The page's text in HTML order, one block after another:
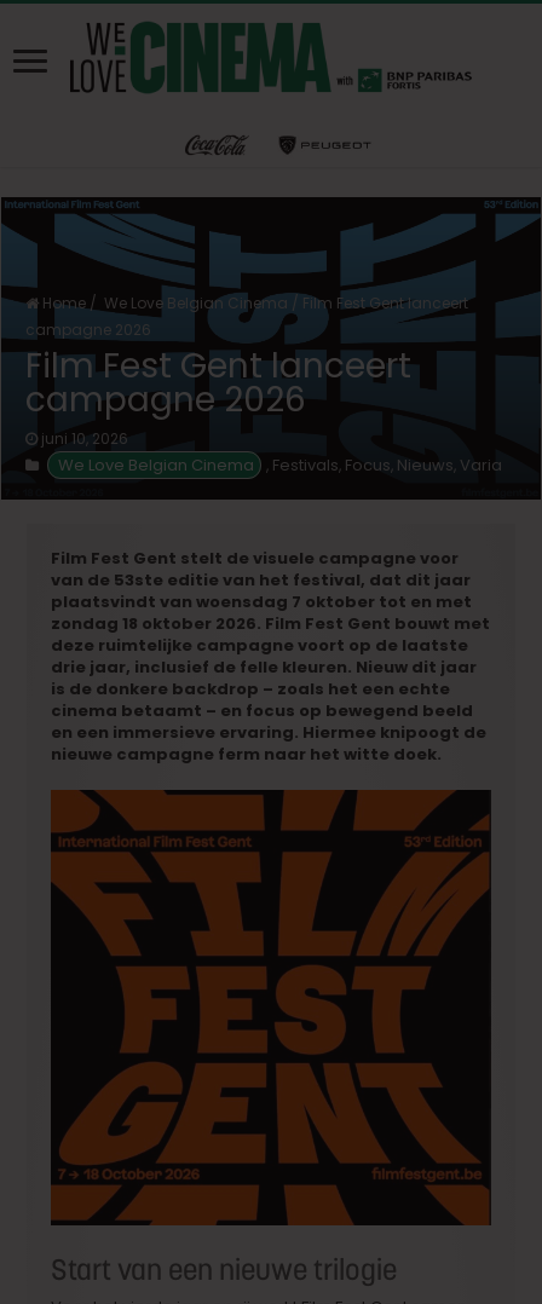
Home / We Love Belgian Cinema / Film Fest Gent lanceert
campagne 2026
Film Fest Gent lanceert
campagne 2026
juni 10, 2026
We Love Belgian Cinema , Festivals, Focus, Nieuws, Varia
Film Fest Gent stelt de visuele campagne voor
van de 53ste editie van het festival, dat dit jaar
plaatsvindt van woensdag 7 oktober tot en met
zondag 18 oktober 2026. Film Fest Gent bouwt met
deze ruimtelijke campagne voort op de laatste
drie jaar, inclusief de felle kleuren. Nieuw dit jaar
is de donkere backdrop – zoals het een echte
cinema betaamt – en focus op bewegend beeld
en een immersieve ervaring. Hiermee knipoogt de
nieuwe campagne ferm naar het witte doek.
Start van een nieuwe trilogie